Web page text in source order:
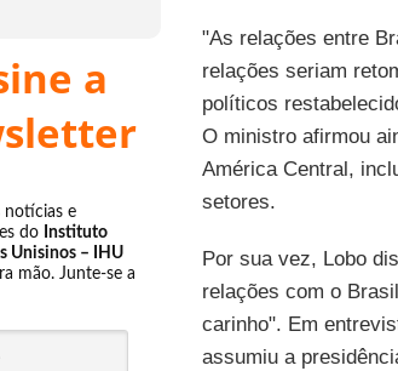
a
notícias e
do Instituto
Unisinos – IHU
mão. Junte-se a
"As relações entre
relações seriam
políticos
O ministro afirmou
América Central,
setores.
Por sua vez, Lobo
relações com o
carinho". Em
assumiu a